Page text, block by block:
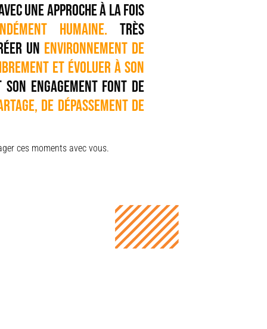
une approche à la fois
humaine. Très
un environnement de
et évoluer à son
engagement font de
de dépassement de
ces moments avec vous.